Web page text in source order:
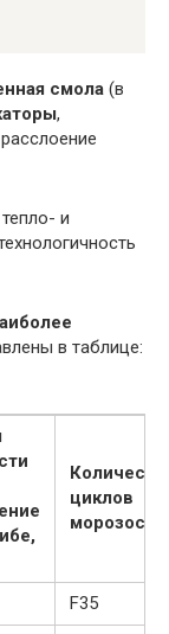
смола (в
,
и
в таблице:
циклов
F35